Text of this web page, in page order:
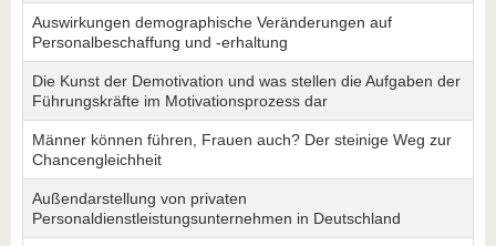
Auswirkungen demographische Veränderungen auf
Personalbeschaffung und -erhaltung
Die Kunst der Demotivation und was stellen die Aufgaben der
Führungskräfte im Motivationsprozess dar
Männer können führen, Frauen auch? Der steinige Weg zur
Chancengleichheit
Außendarstellung von privaten
Personaldienstleistungsunternehmen in Deutschland